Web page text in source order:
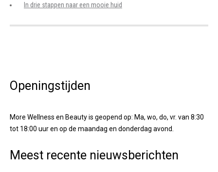
In drie stappen naar een mooie huid
Openingstijden
More Wellness en Beauty is geopend op: Ma, wo, do, vr. van 8:30
tot 18:00 uur en op de maandag en donderdag avond.
Meest recente nieuwsberichten